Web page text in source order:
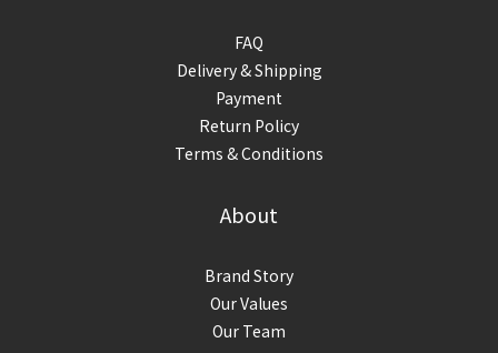
FAQ
Delivery & Shipping
Payment
Return Policy
Terms & Conditions
About
Brand Story
Our Values
Our Team